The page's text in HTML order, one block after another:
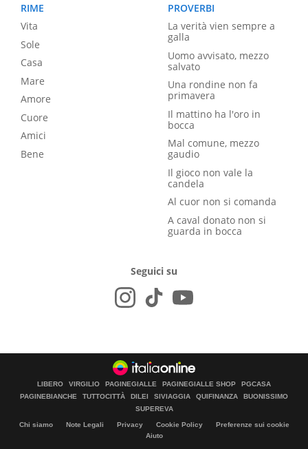
RIME
Vita
Sole
Casa
Mare
Amore
Cuore
Amici
Bene
PROVERBI
La verità vien sempre a
galla
Uomo avvisato, mezzo
salvato
Una rondine non fa
primavera
Il mattino ha l'oro in
bocca
Mal comune, mezzo
gaudio
Il gioco non vale la
candela
Al cuor non si comanda
A caval donato non si
guarda in bocca
Seguici su
LIBERO VIRGILIO PAGINEGIALLE PAGINEGIALLE SHOP
PGCASA
PAGINEBIANCHE
TUTTOCITTÀ DILEI SIVIAGGIA QUIFINANZA
BUONISSIMO
SUPEREVA
Chi siamo Note Legali Privacy Cookie Policy
Preferenze sui cookie
Aiuto